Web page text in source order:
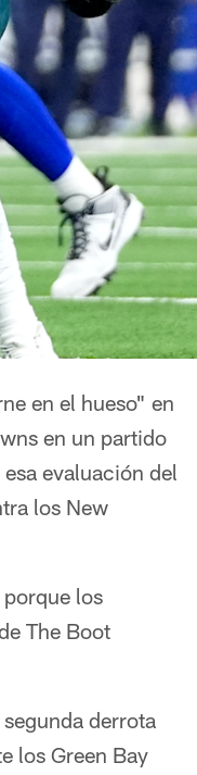
en el hueso" en
en un partido
evaluación del
los New
los
The Boot
derrota
los Green Bay